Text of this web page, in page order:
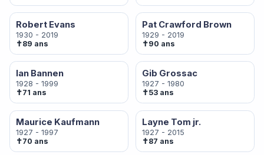
Robert Evans
1930 - 2019
✝89 ans
Pat Crawford Brown
1929 - 2019
✝90 ans
Ian Bannen
1928 - 1999
✝71 ans
Gib Grossac
1927 - 1980
✝53 ans
Maurice Kaufmann
1927 - 1997
✝70 ans
Layne Tom jr.
1927 - 2015
✝87 ans